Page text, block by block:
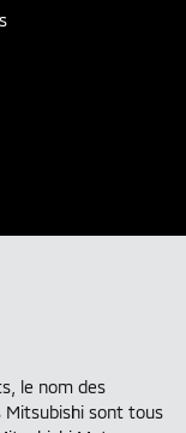
le nom des
Mitsubishi sont tous